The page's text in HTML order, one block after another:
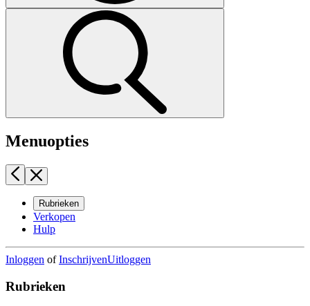
Menuopties
Rubrieken
Verkopen
Hulp
Inloggen ofInschrijvenUitloggen
Rubrieken